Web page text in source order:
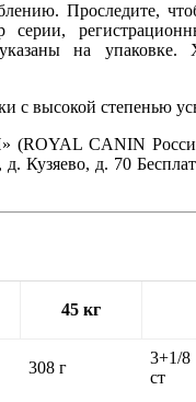
Проследите,
на упаковке.
с высокой степенью
CANIN
Кузяево, д. 70
45 кг
308 г
3+1/8
ст